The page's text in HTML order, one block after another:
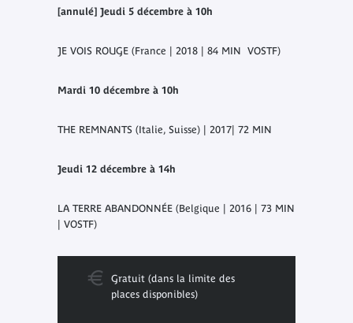
[annulé] Jeudi 5 décembre à 10h
JE VOIS ROUGE (France | 2018 | 84 MIN VOSTF)
Mardi 10 décembre à 10h
THE REMNANTS(Italie, Suisse) | 2017| 72 MIN
Jeudi 12 décembre à 14h
LA TERRE ABANDONNÉE(Belgique | 2016 | 73 MIN
| VOSTF)
Gratuit (dans la limite des
places disponibles)